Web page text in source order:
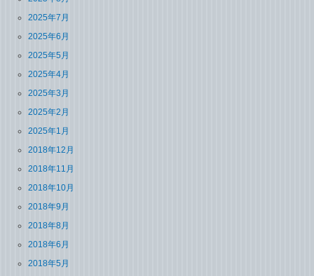
2025年7月
2025年6月
2025年5月
2025年4月
2025年3月
2025年2月
2025年1月
2018年12月
2018年11月
2018年10月
2018年9月
2018年8月
2018年6月
2018年5月